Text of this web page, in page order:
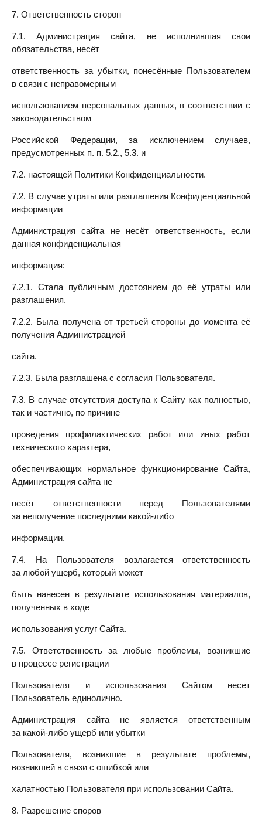
7. Ответственность сторон
7.1. Администрация сайта, не исполнившая свои
обязательства, несёт
ответственность за убытки, понесённые Пользователем
в связи с неправомерным
использованием персональных данных, в соответствии с
законодательством
Российской Федерации, за исключением случаев,
предусмотренных п. п. 5.2., 5.3. и
7.2. настоящей Политики Конфиденциальности.
7.2. В случае утраты или разглашения Конфиденциальной
информации
Администрация сайта не несёт ответственность, если
данная конфиденциальная
информация:
7.2.1. Стала публичным достоянием до её утраты или
разглашения.
7.2.2. Была получена от третьей стороны до момента её
получения Администрацией
сайта.
7.2.3. Была разглашена с согласия Пользователя.
7.3. В случае отсутствия доступа к Сайту как полностью,
так и частично, по причине
проведения профилактических работ или иных работ
технического характера,
обеспечивающих нормальное функционирование Сайта,
Администрация сайта не
несёт ответственности перед Пользователями
за неполучение последними какой-либо
информации.
7.4. На Пользователя возлагается ответственность
за любой ущерб, который может
быть нанесен в результате использования материалов,
полученных в ходе
использования услуг Сайта.
7.5. Ответственность за любые проблемы, возникшие
в процессе регистрации
Пользователя и использования Сайтом несет
Пользователь единолично.
Администрация сайта не является ответственным
за какой-либо ущерб или убытки
Пользователя, возникшие в результате проблемы,
возникшей в связи с ошибкой или
халатностью Пользователя при использовании Сайта.
8. Разрешение споров